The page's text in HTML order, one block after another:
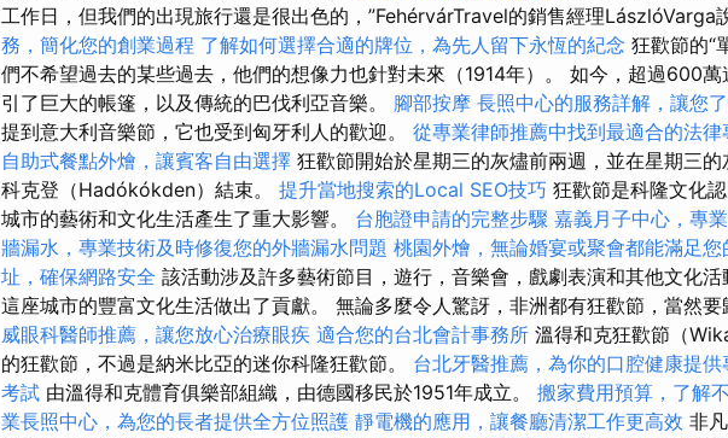
工作日，但我們的出現旅行還是很出色的，”FehérvárTravel的銷售經理LászlóVarga
務，簡化您的創業過程 了解如何選擇合適的牌位，為先人留下永恆的紀念 狂歡節的“
們不希望過去的某些過去，他們的想像力也針對未來（1914年）。 如今，超過600萬
引了巨大的帳篷，以及傳統的巴伐利亞音樂。 腳部按摩 長照中心的服務詳解，讓您
提到意大利音樂節，它也受到匈牙利人的歡迎。 從專業律師推薦中找到最適合的法律
自助式餐點外燴，讓賓客自由選擇 狂歡節開始於星期三的灰燼前兩週，並在星期三
科克登（Hadókókden）結束。 提升當地搜索的Local SEO技巧 狂歡節是科隆文化
城市的藝術和文化生活產生了重大影響。 台胞證申請的完整步驟 嘉義月子中心，專
牆漏水，專業技術及時修復您的外牆漏水問題 桃園外燴，無論婚宴或聚會都能滿足您
址，確保網路安全 該活動涉及許多藝術節目，遊行，音樂會，戲劇表演和其他文化
這座城市的豐富文化生活做出了貢獻。 無論多麼令人驚訝，非洲都有狂歡節，當然要
威眼科醫師推薦，讓您放心治療眼疾 適合您的台北會計事務所 溫得和克狂歡節（
的狂歡節，不過是納米比亞的迷你科隆狂歡節。 台北牙醫推薦，為你的口腔健康提供
考試 由溫得和克體育俱樂部組織，由德國移民於1951年成立。 搬家費用預算，了解
業長照中心，為您的長者提供全方位照護 靜電機的應用，讓餐廳清潔工作更高效 非